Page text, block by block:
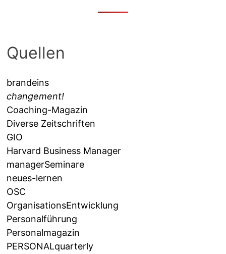
Quellen
brandeins
changement!
Coaching-Magazin
Diverse Zeitschriften
GIO
Harvard Business Manager
managerSeminare
neues-lernen
OSC
OrganisationsEntwicklung
Personalführung
Personalmagazin
PERSONALquarterly